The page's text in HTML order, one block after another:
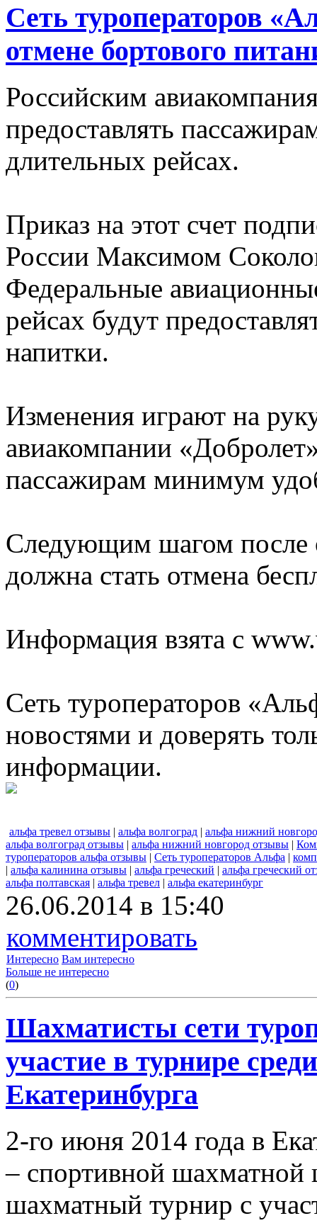
Сеть туроператоров
отмене бортового
Российским
предоставлять
длительных рейсах.
Приказ на этот счет
России Максимом
Федеральные
рейсах будут
напитки.
Изменения играют на
авиакомпании
пассажирам минимум
Следующим шагом после
должна стать отмена
Информация взята с
Сеть туроператоров
новостями и доверять
информации.
альфа тревел отзывы | альфа волгоград | альфа нижний
альфа волгоград отзывы | альфа нижний новгород отзывы |
туроператоров альфа отзывы | Сеть туроператоров Альфа |
| альфа калинина отзывы | альфа греческий | альфа греческий
альфа полтавская | альфа тревел | альфа екатеринбург
26.06.2014 в 15:40
комментировать
Интересно Вам интересно
Больше не интересно
(0)
Шахматисты сети
участие в турнире
Екатеринбурга
2-го июня 2014 года в
– спортивной шахматной
шахматный турнир с